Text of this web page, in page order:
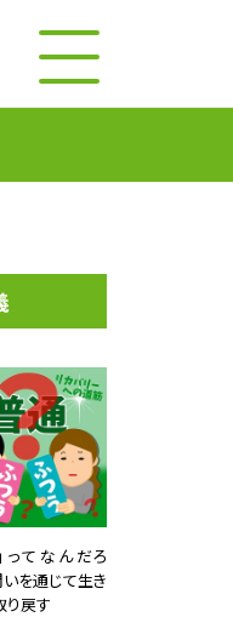
ってなんだろ
を通じて生き
り戻す